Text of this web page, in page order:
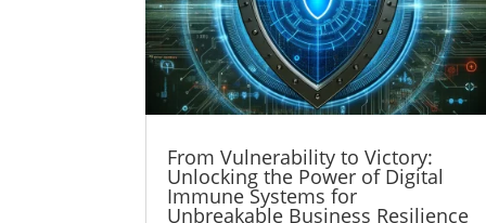
From Vulnerability to Victory:
Unlocking the Power of Digital
Immune Systems for
Unbreakable Business Resilience